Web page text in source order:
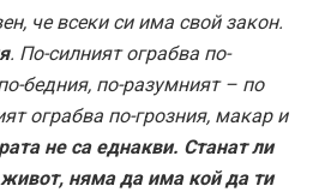
че всеки си има свой закон.
. По-силният ограбва по-
бедния, по-разумният – по
ограбва по-грозния, макар и
не са еднакви. Станат ли
няма да има кой да ти